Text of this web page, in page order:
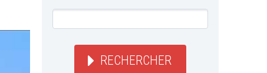
RECHERCHER